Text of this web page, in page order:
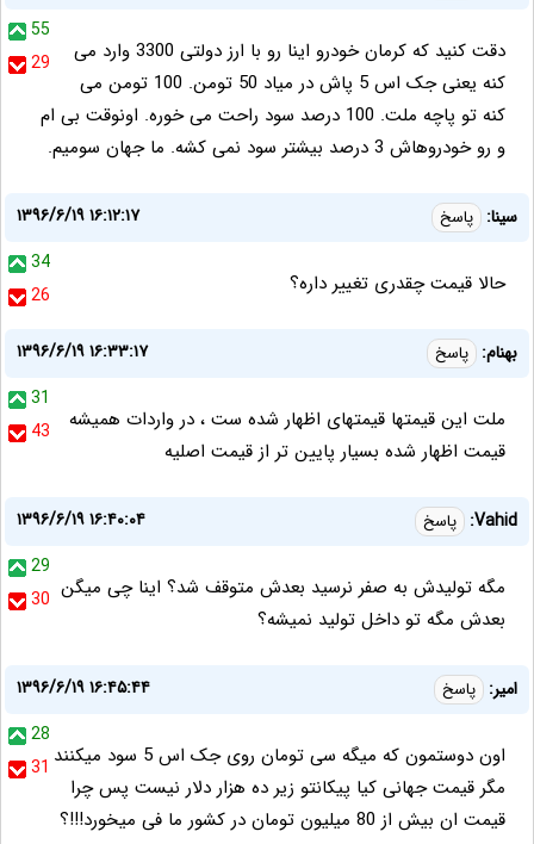
55
29
دقت کنید که کرمان خودرو اینا رو با ارز دولتی 3300 وارد می
کنه یعنی جک اس 5 پاش در میاد 50 تومن. 100 تومن می
کنه تو پاچه ملت. 100 درصد سود راحت می خوره. اونوقت بی ام
و رو خودروهاش 3 درصد بیشتر سود نمی کشه. ما جهان سومیم.
سینا: پاسخ
۱۳۹۶/۶/۱۹ ۱۶:۱۲:۱۷
34
26
حالا قیمت چقدری تغییر داره؟
بهنام: پاسخ
۱۳۹۶/۶/۱۹ ۱۶:۳۳:۱۷
31
43
ملت این قیمتها قیمتهای اظهار شده ست ، در واردات همیشه
قیمت اظهار شده بسیار پایین تر از قیمت اصلیه
Vahid: پاسخ
۱۳۹۶/۶/۱۹ ۱۶:۴۰:۰۴
29
30 مگه تولیدش به صفر نرسید بعدش متوقف شد؟ اینا چی میگن
بعدش مگه تو داخل تولید نمیشه؟
امیر: پاسخ
۱۳۹۶/۶/۱۹ ۱۶:۴۵:۴۴
28
31 اون دوستمون که میگه سی تومان روی جک اس 5 سود میکنند
مگر قیمت جهانی کیا پیکانتو زیر ده هزار دلار نیست پس چرا
قیمت ان بیش از 80 میلیون تومان در کشور ما فی میخورد!!!؟